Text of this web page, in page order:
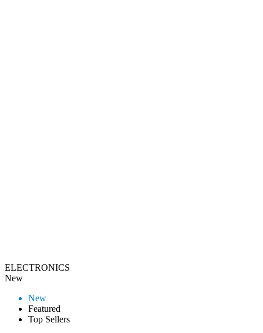
ELECTRONICS
New
New
Featured
Top Sellers